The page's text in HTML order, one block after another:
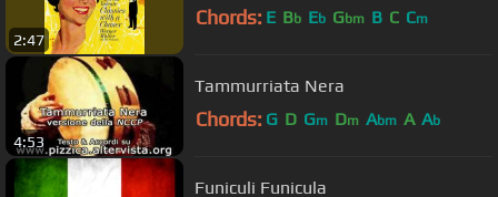
2:47
Chords: E Bb Eb Gbm B C Cm
4:53
Tammurriata Nera
Chords: G D Gm Dm Abm A Ab
Funiculi Funicula